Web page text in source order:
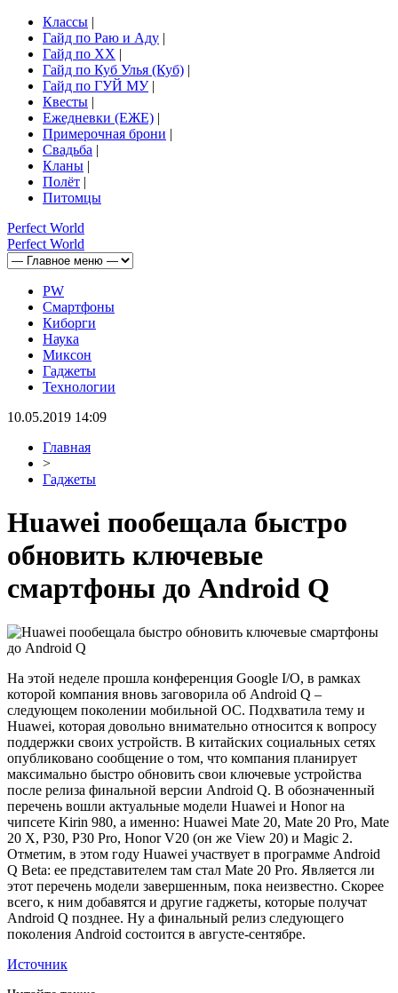
Классы |
Гайд по Раю и Аду |
Гайд по ХХ |
Гайд по Куб Улья (Куб) |
Гайд по ГУЙ МУ|
Квесты |
Ежедневки (ЕЖЕ) |
Примерочная брони |
Свадьба |
Кланы |
Полёт |
Питомцы
Perfect World
Perfect World
PW
Смартфоны
Киборги
Наука
Миксон
Гаджеты
Технологии
10.05.2019 14:09
Главная
>
Гаджеты
Huawei пообещала быстро
обновить ключевые
смартфоны до Android Q
На этой неделе прошла конференция Google I/O, в рамках
которой компания вновь заговорила об Android Q –
следующем поколении мобильной ОС. Подхватила тему и
Huawei, которая довольно внимательно относится к вопросу
поддержки своих устройств. В китайских социальных сетях
опубликовано сообщение о том, что компания планирует
максимально быстро обновить свои ключевые устройства
после релиза финальной версии Android Q. В обозначенный
перечень вошли актуальные модели Huawei и Honor на
чипсете Kirin 980, а именно: Huawei Mate 20, Mate 20 Pro, Mate
20 X, P30, P30 Pro, Honor V20 (он же View 20) и Magic 2.
Отметим, в этом году Huawei участвует в программе Android
Q Beta: ее представителем там стал Mate 20 Pro. Является ли
этот перечень модели завершенным, пока неизвестно. Скорее
всего, к ним добавятся и другие гаджеты, которые получат
Android Q позднее. Ну а финальный релиз следующего
поколения Android состоится в августе-сентябре.
Источник